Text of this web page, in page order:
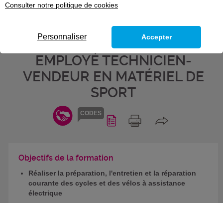
CODES
ASSISTANCE ÉLECTRIQUE -
BLOC DE COMPÉTENCES DU
TITRE PROFESSIONNEL
EMPLOYÉ TECHNICIEN-
VENDEUR EN MATÉRIEL DE
SPORT
Objectifs de la formation
Réaliser la préparation, l'entretien et la réparation
courante des cycles et des vélos à assistance
électrique
Consulter notre politique de cookies
Personnaliser Accepter